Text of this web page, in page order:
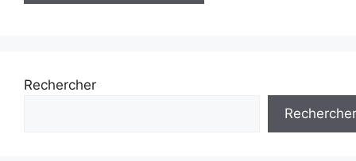
Rechercher
Rechercher